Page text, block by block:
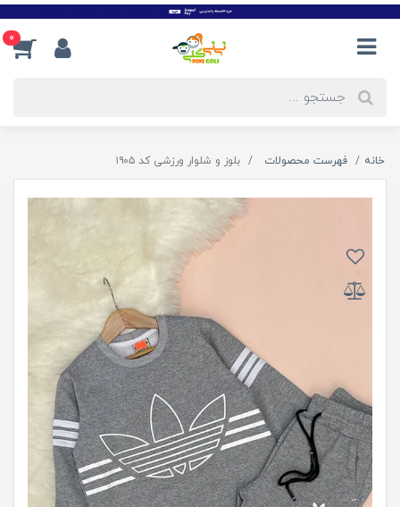
0
خانه فهرست محصولات بلوز و شلوار ورزشی کد ۱۹۰۵